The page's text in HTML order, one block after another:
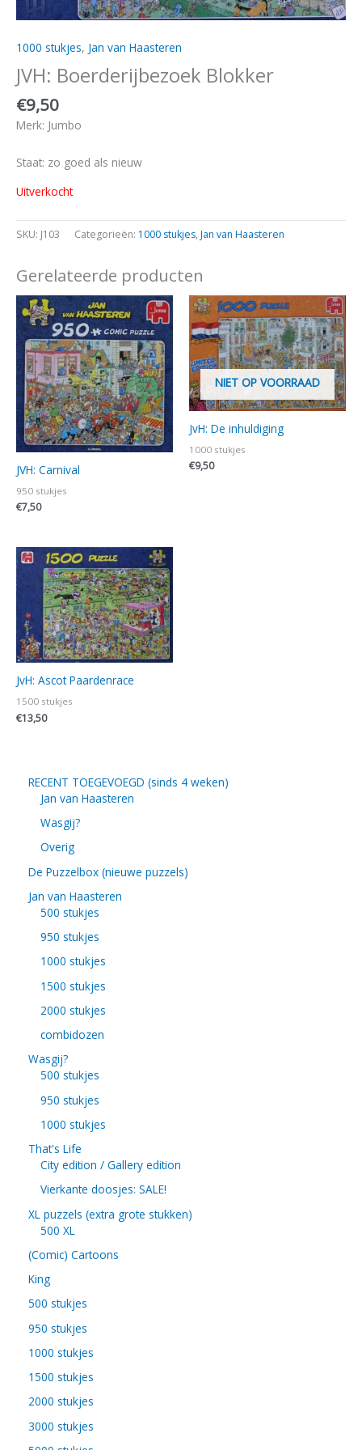
1000 stukjes, Jan van Haasteren
JVH: Boerderijbezoek Blokker
€9,50
Merk: Jumbo
Staat: zo goed als nieuw
Uitverkocht
SKU: J103 Categorieën: 1000 stukjes, Jan van Haasteren
Gerelateerde producten
JVH: Carnival
950 stukjes
€7,50
NIET OP VOORRAAD
JvH: De inhuldiging
1000 stukjes
€9,50
JvH: Ascot Paardenrace
1500 stukjes
€13,50
RECENT TOEGEVOEGD (sinds 4 weken)
Jan van Haasteren
Wasgij?
Overig
De Puzzelbox (nieuwe puzzels)
Jan van Haasteren
500 stukjes
950 stukjes
1000 stukjes
1500 stukjes
2000 stukjes
combidozen
Wasgij?
500 stukjes
950 stukjes
1000 stukjes
That's Life
City edition / Gallery edition
Vierkante doosjes: SALE!
XL puzzels (extra grote stukken)
500 XL
(Comic) Cartoons
King
500 stukjes
950 stukjes
1000 stukjes
1500 stukjes
2000 stukjes
3000 stukjes